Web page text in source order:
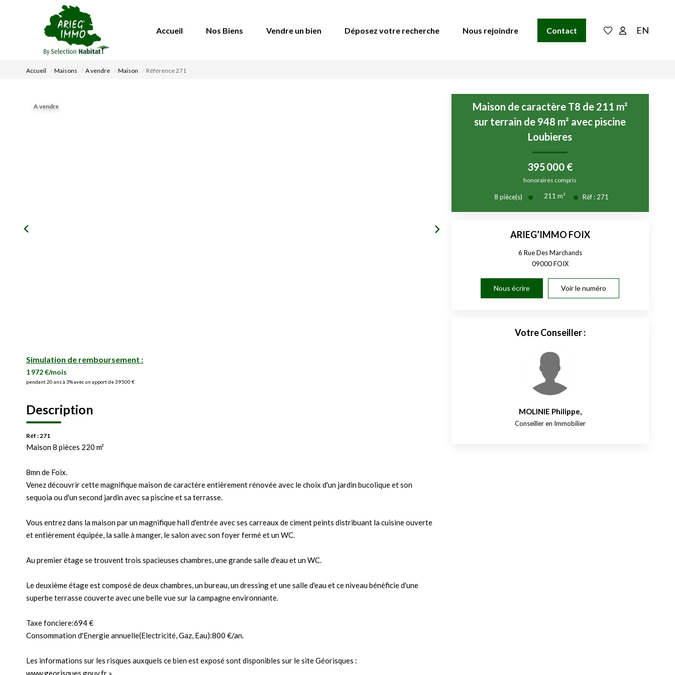
Accueil Nos Biens Vendre un bien Déposez votre recherche Nous rejoindre Contact EN
Accueil Maisons A vendre Maison Référence 271
A vendre
Simulation de remboursement :
1 972 €/mois
pendant 20 ans à 3% avec un apport de 39 500 €
Description
Réf : 271
Maison 8 pièces 220 m²
8mn de Foix.
Venez découvrir cette magnifique maison de caractère entièrement rénovée avec le choix d'un jardin bucolique et son
sequoia ou d'un second jardin avec sa piscine et sa terrasse.
Vous entrez dans la maison par un magnifique hall d'entrée avec ses carreaux de ciment peints distribuant la cuisine ouverte
et entièrement équipée, la salle à manger, le salon avec son foyer fermé et un WC.
Au premier étage se trouvent trois spacieuses chambres, une grande salle d'eau et un WC.
Le deuxième étage est composé de deux chambres, un bureau, un dressing et une salle d'eau et ce niveau bénéficie d'une
superbe terrasse couverte avec une belle vue sur la campagne environnante.
Taxe fonciere:694 €
Consommation d'Energie annuelle(Electricité, Gaz, Eau):800 €/an.
Les informations sur les risques auxquels ce bien est exposé sont disponibles sur le site Géorisques :
www.georisques.gouv.fr »
Maison de caractère T8 de 211 m²
sur terrain de 948 m² avec piscine
Loubieres
395 000 €
honoraires compris
8pièce(s) 211m² Réf : 271
ARIEG’IMMO FOIX
6 Rue Des Marchands
09000FOIX
Nous écrire Voir le numéro
Votre Conseiller :
MOLINIE Philippe,
Conseiller en Immobilier